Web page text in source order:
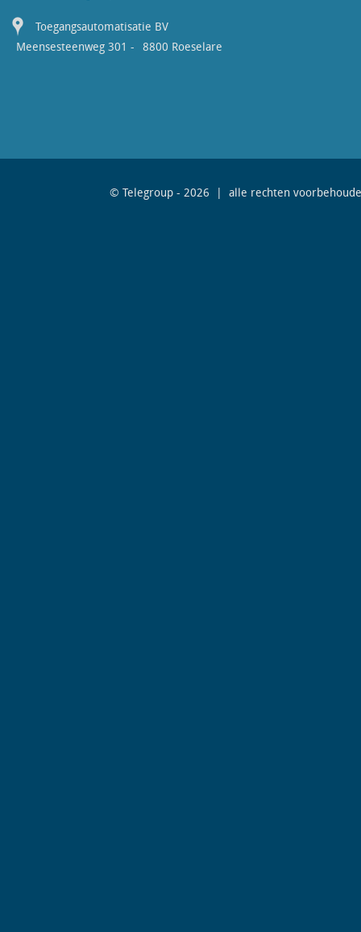
Toegangsautomatisatie BV
Meensesteenweg 301 -
8800 Roeselare
© Telegroup - 2026 | alle rechten